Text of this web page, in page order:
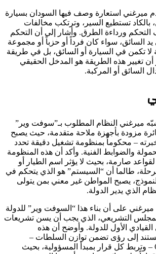
ميرغني استعارة وصف فيها السودان بسيارة
بالكاد تستطيع السير، وترتكب مخالفات
ورداءة الطرق. وأشار إلى أن التحكم
السائق، سواء كان فرداً أو حزباً أو مجموعة
تكمن في السيارة أو السائق، بل في طريقة
أن تغيير هذه الطريقة هو المدخل الحقيقي
السائق أو المركبة.
ميرغني النظام المطلوب بـ”سوفت وير”
مزودة بأجهزة ملاحة متقدمة، حيث يصبح
– محكوماً بمنظومة تشغيل دقيقة تحدد
والضوابط الفنية. وأكد أن هذه المنظومة
صارمة، بحيث لا يؤثر اسم الطيار أو
طالما أن “السيستم” هو الذي يتحكم في
يصبح المواطن غير معني بمن يتولى
الذي يدير الدولة.
على أن بناء هذا “السوفت وير” للدولة
التشريعي، الذي يجب أن يسن تشريعات
الأول للدولة. وأوضح أن هذه
إلى رؤى تضمن توازن السلطات –
Checks and Balances – وتربط كل قرار بمبدأ المسؤولية، بحيث